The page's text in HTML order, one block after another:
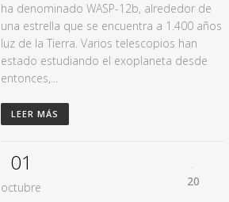
ha denominado WASP-12b, alrededor de
una estrella que se encuentra a 1.400 años
luz de la Tierra. Varios telescopios han
estado estudiando el exoplaneta desde
entonces,...
LEER MÁS
01
octubre 20